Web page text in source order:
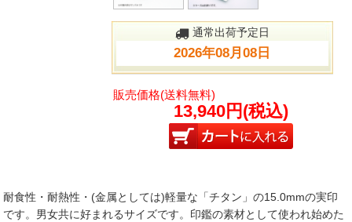
通常出荷予定日
2026年08月08日
販売価格(送料無料)
13,940円(税込)
耐食性・耐熱性・(金属としては)軽量な「チタン」の15.0mmの実印
です。男女共に好まれるサイズです。印鑑の素材として使われ始めた